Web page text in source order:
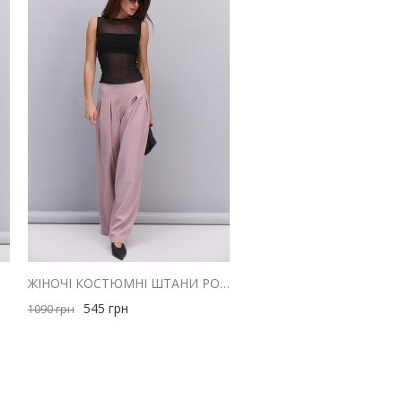
ЖІНОЧІ КОСТЮМНІ ШТАНИ РОЖЕВІ ЗІ СКЛАДКАМИ ВГОРІ
1090грн 545 грн